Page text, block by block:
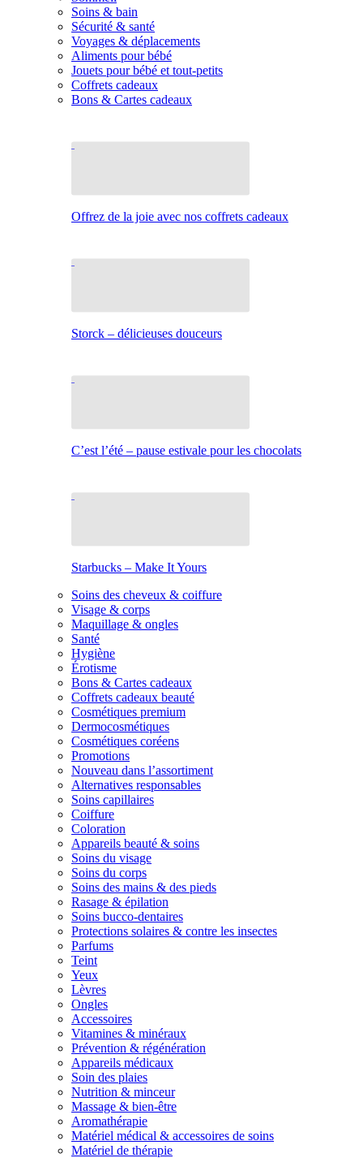
Soins & bain
Sécurité & santé
Voyages & déplacements
Aliments pour bébé
Jouets pour bébé et tout-petits
Coffrets cadeaux
Bons & Cartes cadeaux
Offrez de la joie avec nos coffrets cadeaux
Storck – délicieuses douceurs
C’est l’été – pause estivale pour les chocolats
Starbucks – Make It Yours
Soins des cheveux & coiffure
Visage & corps
Maquillage & ongles
Santé
Hygiène
Érotisme
Bons & Cartes cadeaux
Coffrets cadeaux beauté
Cosmétiques premium
Dermocosmétiques
Cosmétiques coréens
Promotions
Nouveau dans l’assortiment
Alternatives responsables
Soins capillaires
Coiffure
Coloration
Appareils beauté & soins
Soins du visage
Soins du corps
Soins des mains & des pieds
Rasage & épilation
Soins bucco-dentaires
Protections solaires & contre les insectes
Parfums
Teint
Yeux
Lèvres
Ongles
Accessoires
Vitamines & minéraux
Prévention & régénération
Appareils médicaux
Soin des plaies
Nutrition & minceur
Massage & bien-être
Aromathérapie
Matériel médical & accessoires de soins
Matériel de thérapie